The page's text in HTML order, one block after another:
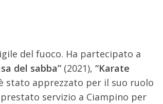
del fuoco. Ha partecipato a
del sabba” (2021), “Karate
stato apprezzato per il suo ruolo
servizio a Ciampino per